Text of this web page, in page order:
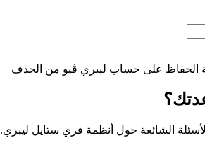
الحفاظ على حساب ليبري ڤيو من الحذف
الشائعة حول أنظمة فري ستايل ليبري.